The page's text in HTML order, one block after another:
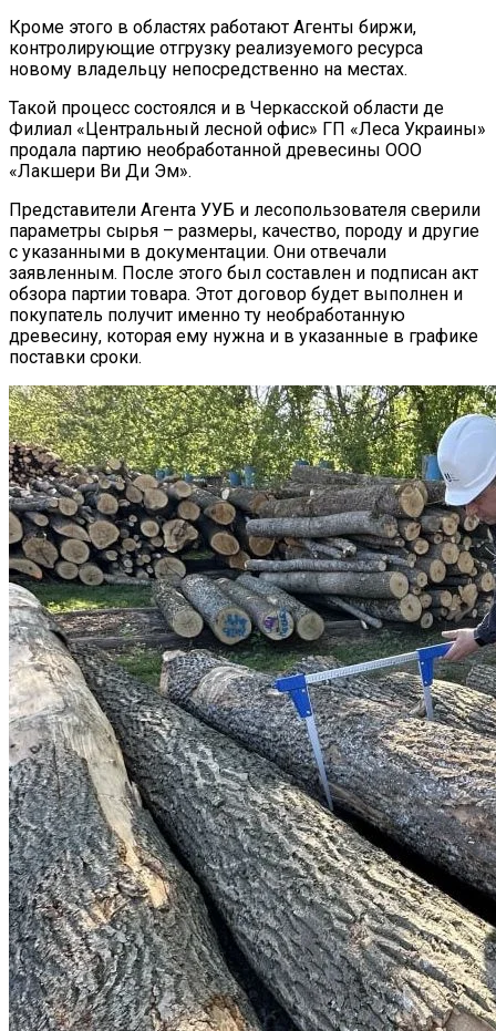
Кроме этого в областях работают Агенты биржи,
контролирующие отгрузку реализуемого ресурса
новому владельцу непосредственно на местах.
Такой процесс состоялся и в Черкасской области де
Филиал «Центральный лесной офис» ГП «Леса Украины»
продала партию необработанной древесины ООО
«Лакшери Ви Ди Эм».
Представители Агента УУБ и лесопользователя сверили
параметры сырья – размеры, качество, породу и другие
с указанными в документации. Они отвечали
заявленным. После этого был составлен и подписан акт
обзора партии товара. Этот договор будет выполнен и
покупатель получит именно ту необработанную
древесину, которая ему нужна и в указанные в графике
поставки сроки.